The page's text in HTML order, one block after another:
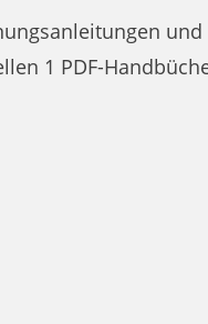
1 PDF-